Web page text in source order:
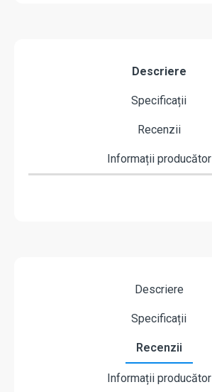
Descriere
Specificații
Recenzii
Informații producător
Descriere
Specificații
Recenzii
Informații producător